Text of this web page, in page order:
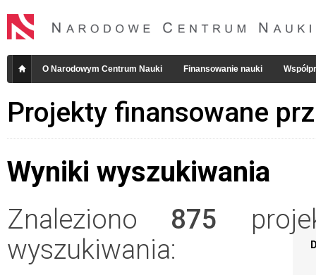
O Narodowym Centrum Nauki Finansowanie nauki
Projekty finansowane
Wyniki wyszukiwania
Znaleziono 875
wyszukiwania: